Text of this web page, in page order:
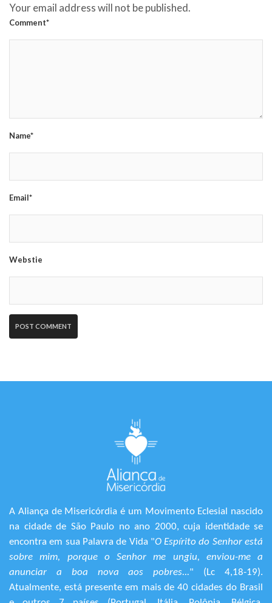
Your email address will not be published.
Comment*
Name*
Email*
Webstie
A Aliança de Misericórdia é um Movimento Eclesial nascido
na cidade de São Paulo no ano 2000, cuja identidade se
encontra em sua Palavra de Vida "O Espírito do Senhor está
sobre mim, porque o Senhor me ungiu, enviou-me a
anunciar a boa nova aos pobres..." (Lc 4,18-19).
Atualmente, está presente em mais de 40 cidades do Brasil